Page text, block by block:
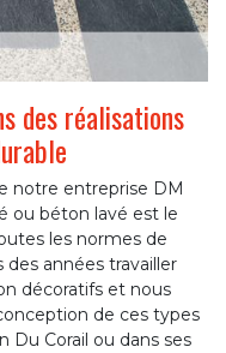
des réalisations
notre entreprise DM
ou béton lavé est le
les normes de
années travailler
décoratifs et nous
de ces types
Du Corail ou dans ses